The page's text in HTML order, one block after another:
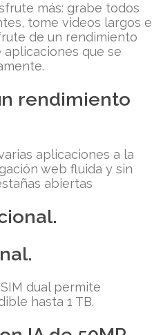
más: grabe todos
tome videos largos e
de un rendimiento
que se
rendimiento
aplicaciones a la
web fluida y sin
abiertas
dual permite
hasta 1 TB.